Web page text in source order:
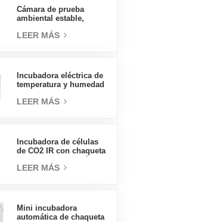
Cámara de prueba
ambiental estable,
laboratorio, precio al
LEER MÁS
Incubadora eléctrica de
temperatura y humedad
suministros de
LEER MÁS
Incubadora de células
de CO2 IR con chaqueta
160L Incubadoras
LEER MÁS
Mini incubadora
automática de chaqueta